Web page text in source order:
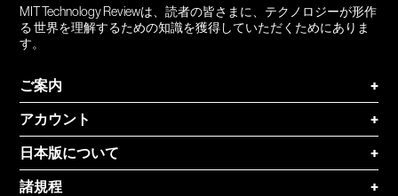
MIT Technology Reviewは、読者の皆さまに、テクノロジーが形作
る 世界を理解するための知識を獲得していただくためにありま
す。
ご案内
+
アカウント
+
日本版について
+
諸規程
+